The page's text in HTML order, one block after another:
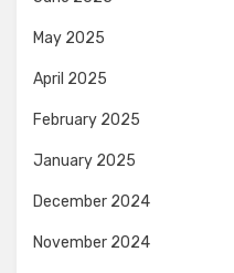
May 2025
April 2025
February 2025
January 2025
December 2024
November 2024